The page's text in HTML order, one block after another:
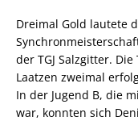
Dreimal Gold lautete
der TGJ Salzgitter.
Laatzen zweimal
In der Jugend B, die
war, konnten sich